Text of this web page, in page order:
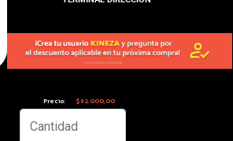
Precio: $82.000,00